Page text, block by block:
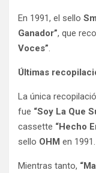
En 1991, el sello
Ganador”, que
Voces”.
Últimas
La única
fue “Soy La Que
cassette “Hecho
sello OHM en 1991.
Mientras tanto,